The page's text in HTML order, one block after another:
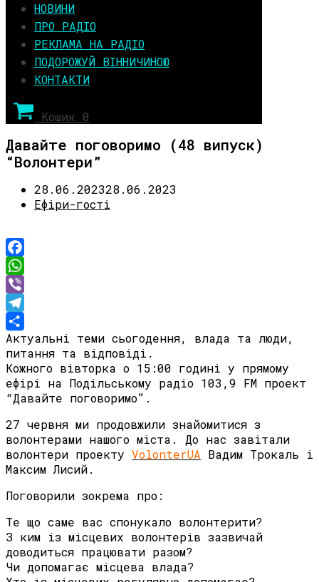
НОВИНИ
ПРО РАДІО
РЕКЛАМА НА РАДІО
ПОДОРОЖУЙ ВІННИЧИНОЮ
КОНТАКТИ
Кошик 0
Давайте поговоримо (48 випуск)
“Волонтери”
28.06.202328.06.2023
Ефіри-гості
Facebook
WhatsApp
Viber
Telegram
Share
Актуальні теми сьогодення, влада та люди,
питання та відповіді.
Кожного вівторка о 15:00 годині у прямому
ефірі на Подільському радіо 103,9 FM проект
“Давайте поговоримо”.
27 червня ми продовжили знайомитися з
волонтерами нашого міста. До нас завітали
волонтери проекту VolonterUA Вадим Трокаль і
Максим Лисий.
Поговорили зокрема про:
Те що саме вас спонукало волонтерити?
З ким із місцевих волонтерів зазвичай
доводиться працювати разом?
Чи допомагає місцева влада?